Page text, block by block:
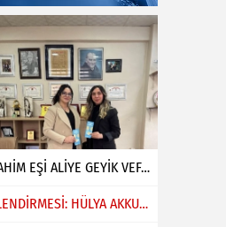
ABDİGÖR MAHALLESİNDEN İBRAHİM EŞİ ALİYE GEYİK VEFAT ETMİŞTİR
DOĞUBAYAZIT’TA PTTCELL BİLGİLENDİRMESİ: HÜLYA AKKUŞ GAZETEMİZİ ZİYARET ETTİ